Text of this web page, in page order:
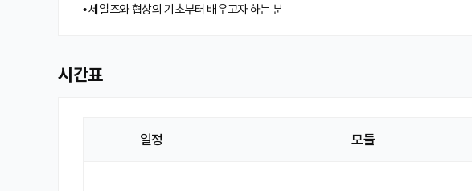
• 세일즈와 협상의 기초부터 배우고자 하는 분
시간표
일정 모듈